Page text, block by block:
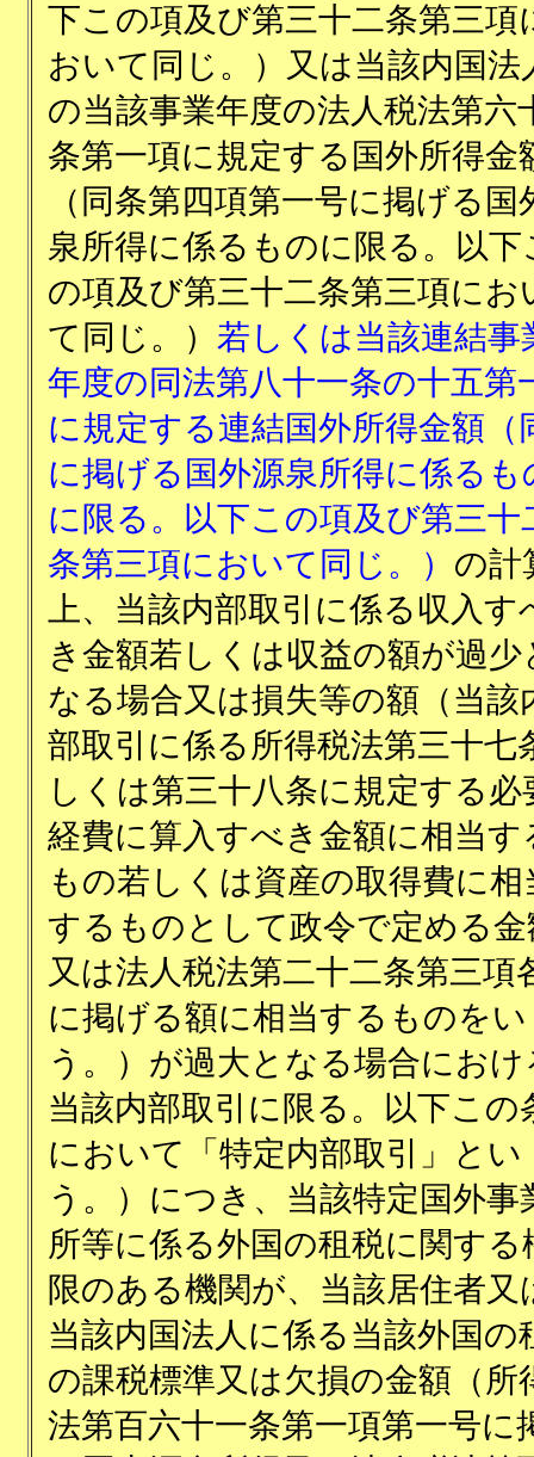
下この項及び第三十二条第三項
おいて同じ。）又は当該内国法
の当該事業年度の法人税法第六
条第一項に規定する国外所得金
（同条第四項第一号に掲げる国
泉所得に係るものに限る。以下
の項及び第三十二条第三項にお
て同じ。） 若しくは当該連結事
年度の同法第八十一条の十五第
に規定する連結国外所得金額（
に掲げる国外源泉所得に係るも
に限る。以下この項及び第三十
条第三項において同じ。） の計
上、当該内部取引に係る収入す
き金額若しくは収益の額が過少
なる場合又は損失等の額（当該
部取引に係る所得税法第三十七
しくは第三十八条に規定する必
経費に算入すべき金額に相当す
もの若しくは資産の取得費に相
するものとして政令で定める金
又は法人税法第二十二条第三項
に掲げる額に相当するものをい
う。）が過大となる場合におけ
当該内部取引に限る。以下この
において「特定内部取引」とい
う。）につき、当該特定国外事
所等に係る外国の租税に関する
限のある機関が、当該居住者又
当該内国法人に係る当該外国の
の課税標準又は欠損の金額（所
法第百六十一条第一項第一号に